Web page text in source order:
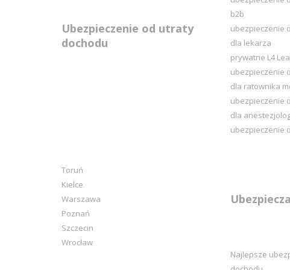
Ubezpieczenie od utraty
dochodu
b2b
ubezpieczenie
dla lekarza
prywatne L4
ubezpieczenie
dla ratownika
ubezpieczenie
dla
ubezpieczenie
Toruń
Kielce
Warszawa
Poznań
Szczecin
Wrocław
Najlepsze